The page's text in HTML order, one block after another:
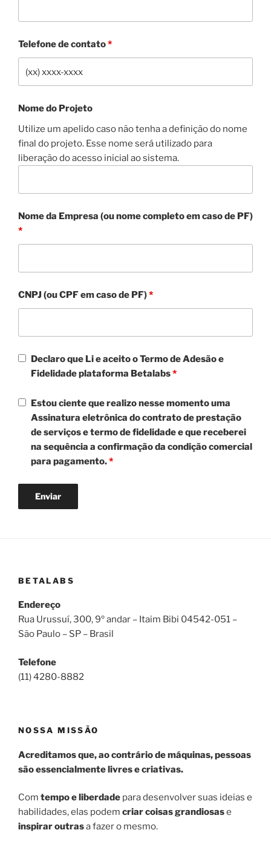
Telefone de contato*
Nome do Projeto
Utilize um apelido caso não tenha a definição do nome
final do projeto. Esse nome será utilizado para
liberação do acesso inicial ao sistema.
Nome da Empresa (ou nome completo em caso de PF)
*
CNPJ (ou CPF em caso de PF)*
Declaro que Li e aceito o Termo de Adesão e
Fidelidade plataforma Betalabs*
Estou ciente que realizo nesse momento uma
Assinatura eletrônica do contrato de prestação
de serviços e termo de fidelidade e que receberei
na sequência a confirmação da condição comercial
para pagamento.*
BETALABS
Endereço
​Rua Urussuí, 300, 9º andar – Itaim Bibi 04542-051 –
São Paulo – SP – Brasil
Telefone
(11) 4280-8882
NOSSA MISSÃO
Acreditamos que, ao contrário de máquinas, pessoas
são essencialmente livres e criativas.
Com tempo e liberdade para desenvolver suas ideias e
habilidades, elas podem criar coisas grandiosase
inspirar outrasa fazer o mesmo.